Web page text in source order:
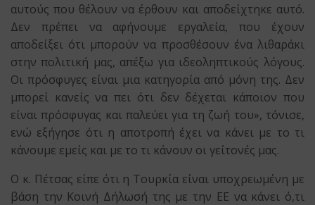
αυτούς που θέλουν να έρθουν και αποδείχτηκε αυτό.
Δεν πρέπει να αφήνουμε εργαλεία, που έχουν
αποδείξει ότι μπορούν να προσθέσουν ένα λιθαράκι
στην πολιτική μας, απέξω για ιδεοληπτικούς λόγους.
Οι πρόσφυγες είναι μια κατηγορία από μόνη της. Δεν
μπορεί κανείς να πει ότι δεν δέχεται κάποιον που
είναι πρόσφυγας και παλεύει για τη ζωή του», τόνισε,
ενώ εξήγησε ότι η αποτροπή έχει να κάνει με το τι
κάνουμε εμείς και με το τι κάνουν οι γείτονές μας.
Ο κ. Πέτσας είπε ότι η Τουρκία είναι υποχρεωμένη με
βάση την Κοινή Δήλωσή της με την ΕΕ να κάνει ό,τι